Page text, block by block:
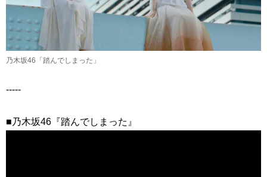
乃木坂46「踏んでしまった」
-----
■乃木坂46『踏んでしまった』